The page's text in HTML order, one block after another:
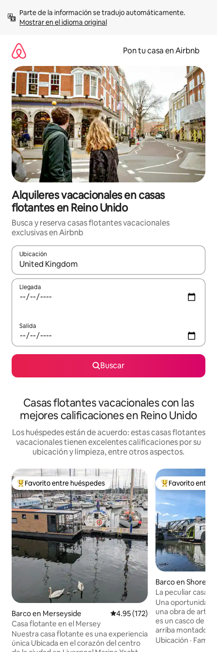
contenidoMostrar en el idioma original
Pon tu casa en Airbnb
Alquileres vacacionales en casas
flotantes en Reino Unido
Busca y reserva casas flotantes vacacionales
exclusivas en Airbnb
Ubicación
Cuando los resultados estén disponibles, navega con las
Llegada
Salida
Buscar
Casas flotantes vacacionales con las
mejores calificaciones en Reino Unido
Los huéspedes están de acuerdo: estas casas flotantes
vacacionales tienen excelentes calificaciones por su
ubicación y limpieza, entre otros aspectos.
Favorito entre huéspedes preferido
Favorito entre huéspedes
Barco en Merseyside Calificación promedio: 4.95 de
4.95 (172)
Casa flotante en el Mersey
Nuestra casa flotante es una experiencia
única Ubicada en el corazón del centro
Favorito entre
Favorito entre
Barco en
La peculiar casa
Una oportunidad
una obra de arte
es un casco de
arriba montado
bomberos Dodge. Amarrado en
Ubicación ·